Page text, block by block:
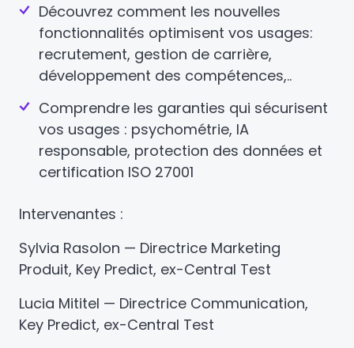
Découvrez comment les nouvelles
fonctionnalités optimisent vos usages:
recrutement, gestion de carrière,
développement des compétences,..
Comprendre les garanties qui sécurisent
vos usages : psychométrie, IA
responsable, protection des données et
certification ISO 27001
Intervenantes :
Sylvia Rasolon — Directrice Marketing
Produit, Key Predict, ex-Central Test
Lucia Mititel — Directrice Communication,
Key Predict, ex-Central Test